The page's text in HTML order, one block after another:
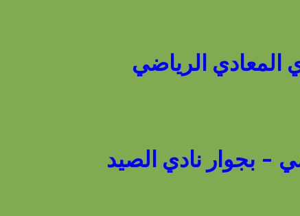
- بجوار نادي الصيد